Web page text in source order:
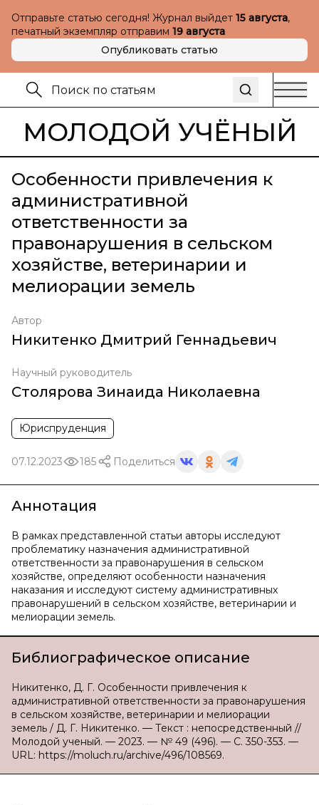
Отправьте статью сегодня! Журнал выйдет 15 августа,
печатный экземпляр отправим 19 августа
Опубликовать статью
МОЛОДОЙ УЧЁНЫЙ
Особенности привлечения к
административной
ответственности за
правонарушения в сельском
хозяйстве, ветеринарии и
мелиорации земель
Автор
Никитенко Дмитрий Геннадьевич
Научный руководитель
Столярова Зинаида Николаевна
Юриспруденция
07.12.2023 185 Поделиться
Аннотация
В рамках представленной статьи авторы исследуют
проблематику назначения административной
ответственности за правонарушения в сельском
хозяйстве, определяют особенности назначения
наказания и исследуют систему административных
правонарушений в сельском хозяйстве, ветеринарии и
мелиорации земель.
Библиографическое описание
Никитенко, Д. Г. Особенности привлечения к
административной ответственности за правонарушения
в сельском хозяйстве, ветеринарии и мелиорации
земель / Д. Г. Никитенко. — Текст : непосредственный //
Молодой ученый. — 2023. — № 49 (496). — С. 350-353. —
URL: https://moluch.ru/archive/496/108569.